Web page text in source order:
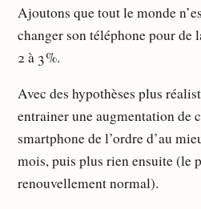
Ajoutons que tout le monde
changer son téléphone pour de
2 à 3 %.
Avec des hypothèses plus
entrainer une augmentation de
smartphone de l’ordre d’au
mois, puis plus rien ensuite (le
renouvellement normal).